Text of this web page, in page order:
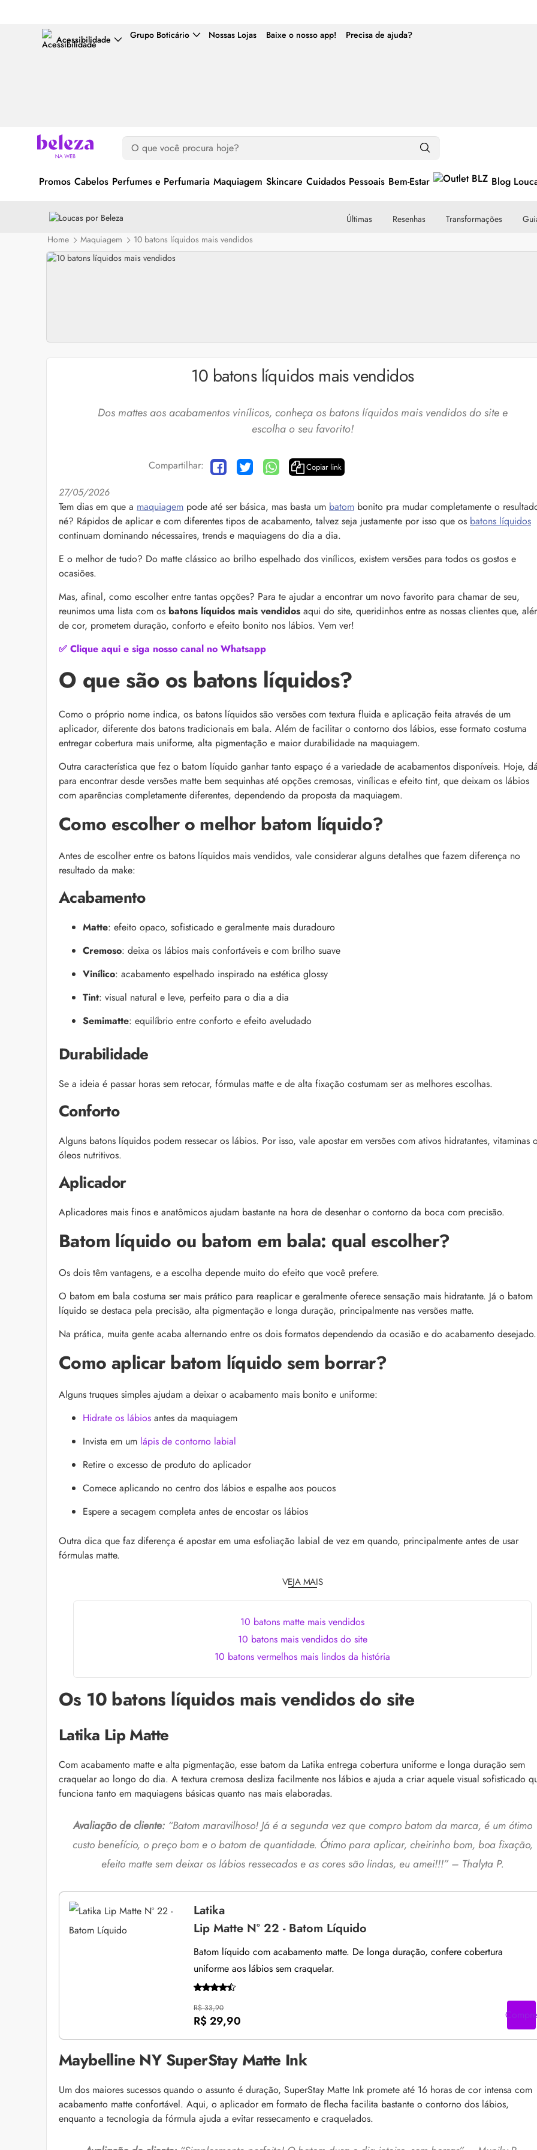
Acessibilidade Grupo Boticário Nossas Lojas Baixe o nosso app! Precisa de ajuda?
Promos Cabelos Perfumes e Perfumaria Maquiagem Skincare Cuidados Pessoais Bem-Estar Blog
Últimas Resenhas Transformações
Home
Maquiagem 10 batons líquidos mais vendidos
10 batons líquidos mais vendidos
Dos mattes aos acabamentos vinílicos, conheça os batons líquidos mais vendidos do site e
escolha o seu favorito!
Compartilhar: Copiar link
27/05/2026
Tem dias em que a maquiagem pode até ser básica, mas basta um batom bonito pra mudar completamente o
né? Rápidos de aplicar e com diferentes tipos de acabamento, talvez seja justamente por isso que os batons líquidos
continuam dominando nécessaires, trends e maquiagens do dia a dia.
E o melhor de tudo? Do matte clássico ao brilho espelhado dos vinílicos, existem versões para todos os gostos e
ocasiões.
Mas, afinal, como escolher entre tantas opções? Para te ajudar a encontrar um novo favorito para chamar de seu,
reunimos uma lista com os batons líquidos mais vendidos aqui do site, queridinhos entre as nossas clientes que,
de cor, prometem duração, conforto e efeito bonito nos lábios. Vem ver!
✅ Clique aqui e siga nosso canal no Whatsapp
O que são os batons líquidos?
Como o próprio nome indica, os batons líquidos são versões com textura fluida e aplicação feita através de um
aplicador, diferente dos batons tradicionais em bala. Além de facilitar o contorno dos lábios, esse formato costuma
entregar cobertura mais uniforme, alta pigmentação e maior durabilidade na maquiagem.
Outra característica que fez o batom líquido ganhar tanto espaço é a variedade de acabamentos disponíveis. Hoje,
para encontrar desde versões matte bem sequinhas até opções cremosas, vinílicas e efeito tint, que deixam os lábios
com aparências completamente diferentes, dependendo da proposta da maquiagem.
Como escolher o melhor batom líquido?
Antes de escolher entre os batons líquidos mais vendidos, vale considerar alguns detalhes que fazem diferença no
resultado da make:
Acabamento
Matte: efeito opaco, sofisticado e geralmente mais duradouro
Cremoso: deixa os lábios mais confortáveis e com brilho suave
Vinílico: acabamento espelhado inspirado na estética glossy
Tint: visual natural e leve, perfeito para o dia a dia
Semimatte: equilíbrio entre conforto e efeito aveludado
Durabilidade
Se a ideia é passar horas sem retocar, fórmulas matte e de alta fixação costumam ser as melhores escolhas.
Conforto
Alguns batons líquidos podem ressecar os lábios. Por isso, vale apostar em versões com ativos hidratantes, vitaminas
óleos nutritivos.
Aplicador
Aplicadores mais finos e anatômicos ajudam bastante na hora de desenhar o contorno da boca com precisão.
Batom líquido ou batom em bala: qual escolher?
Os dois têm vantagens, e a escolha depende muito do efeito que você prefere.
O batom em bala costuma ser mais prático para reaplicar e geralmente oferece sensação mais hidratante. Já o batom
líquido se destaca pela precisão, alta pigmentação e longa duração, principalmente nas versões matte.
Na prática, muita gente acaba alternando entre os dois formatos dependendo da ocasião e do acabamento desejado.
Como aplicar batom líquido sem borrar?
Alguns truques simples ajudam a deixar o acabamento mais bonito e uniforme:
Hidrate os lábios antes da maquiagem
Invista em um lápis de contorno labial
Retire o excesso de produto do aplicador
Comece aplicando no centro dos lábios e espalhe aos poucos
Espere a secagem completa antes de encostar os lábios
Outra dica que faz diferença é apostar em uma esfoliação labial de vez em quando, principalmente antes de usar
fórmulas matte.
VEJA MAIS
10 batons matte mais vendidos
10 batons mais vendidos do site
10 batons vermelhos mais lindos da história
Os 10 batons líquidos mais vendidos do site
Latika Lip Matte
Com acabamento matte e alta pigmentação, esse batom da Latika entrega cobertura uniforme e longa duração sem
craquelar ao longo do dia. A textura cremosa desliza facilmente nos lábios e ajuda a criar aquele visual sofisticado
funciona tanto em maquiagens básicas quanto nas mais elaboradas.
Avaliação de cliente: “Batom maravilhoso! Já é a segunda vez que compro batom da marca, é um ótimo
custo benefício, o preço bom e o batom de quantidade. Ótimo para aplicar, cheirinho bom, boa fixação,
efeito matte sem deixar os lábios ressecados e as cores são lindas, eu amei!!!” – Thalyta P.
Latika
Lip Matte Nº 22 - Batom Líquido
Batom líquido com acabamento matte. De longa duração, confere cobertura
uniforme aos lábios sem craquelar.
R$ 33,90
R$ 29,90 Compre
Maybelline NY SuperStay Matte Ink
Um dos maiores sucessos quando o assunto é duração, SuperStay Matte Ink promete até 16 horas de cor intensa com
acabamento matte confortável. Aqui, o aplicador em formato de flecha facilita bastante o contorno dos lábios,
enquanto a tecnologia da fórmula ajuda a evitar ressecamento e craquelados.
Cuidados com a barba: 4 dicas e produtos
O expert Willy Morales revela 5 cuidados com a
barba para você incluir no dia a dia. Veja quais
as recomendações do barbeiro
Queda de cabelo masculina: causas,
e mais
A queda de cabelo masculina é um quadro
minimizá-lo. Descubra como, aqui!
Bond Repair: o que é a tecnologia e como ela
reverte os danos do cabelo
como Bond Repair age nos cabelos danificados e
saiba como incluir a tecnologia na rotina
aqui e confira!